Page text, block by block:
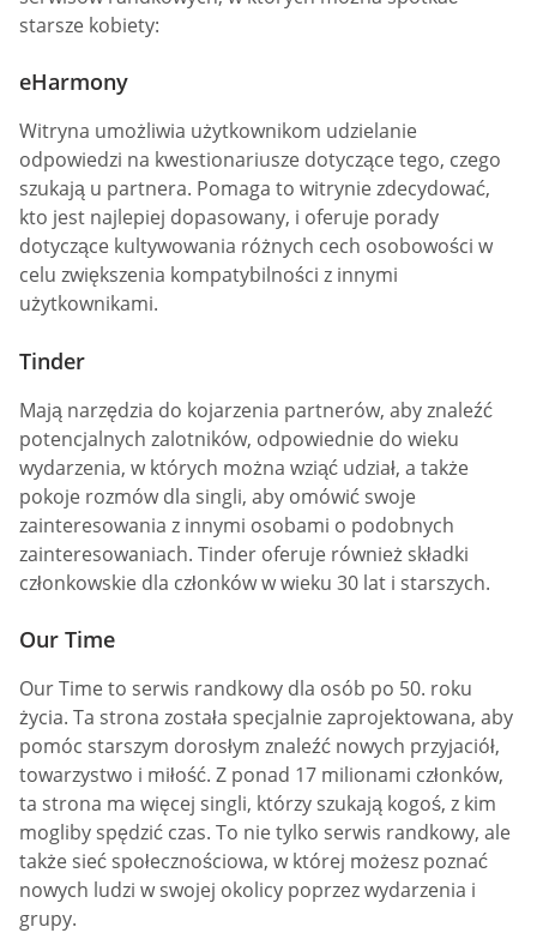
starsze kobiety:
eHarmony
Witryna umożliwia użytkownikom udzielanie
odpowiedzi na kwestionariusze dotyczące tego, czego
szukają u partnera. Pomaga to witrynie zdecydować,
kto jest najlepiej dopasowany, i oferuje porady
dotyczące kultywowania różnych cech osobowości w
celu zwiększenia kompatybilności z innymi
użytkownikami.
Tinder
Mają narzędzia do kojarzenia partnerów, aby znaleźć
potencjalnych zalotników, odpowiednie do wieku
wydarzenia, w których można wziąć udział, a także
pokoje rozmów dla singli, aby omówić swoje
zainteresowania z innymi osobami o podobnych
zainteresowaniach. Tinder oferuje również składki
członkowskie dla członków w wieku 30 lat i starszych.
Our Time
Our Time to serwis randkowy dla osób po 50. roku
życia. Ta strona została specjalnie zaprojektowana, aby
pomóc starszym dorosłym znaleźć nowych przyjaciół,
towarzystwo i miłość. Z ponad 17 milionami członków,
ta strona ma więcej singli, którzy szukają kogoś, z kim
mogliby spędzić czas. To nie tylko serwis randkowy, ale
także sieć społecznościowa, w której możesz poznać
nowych ludzi w swojej okolicy poprzez wydarzenia i
grupy.